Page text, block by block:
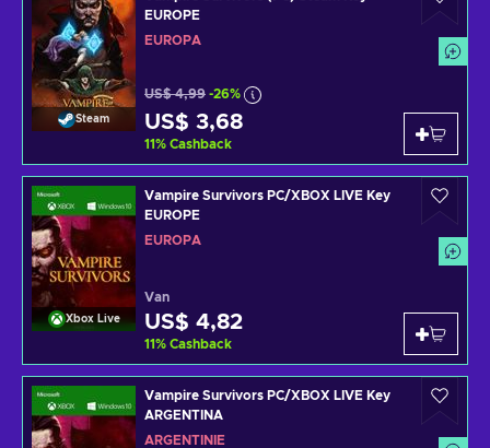
Steam
EUROPE
EUROPA
US$ 4,99 -26%
US$ 3,68
11% Cashback
Xbox Live
Vampire Survivors PC/XBOX LIVE Key
EUROPE
EUROPA
Van
US$ 4,82
11% Cashback
Vampire Survivors PC/XBOX LIVE Key
ARGENTINA
ARGENTINIË